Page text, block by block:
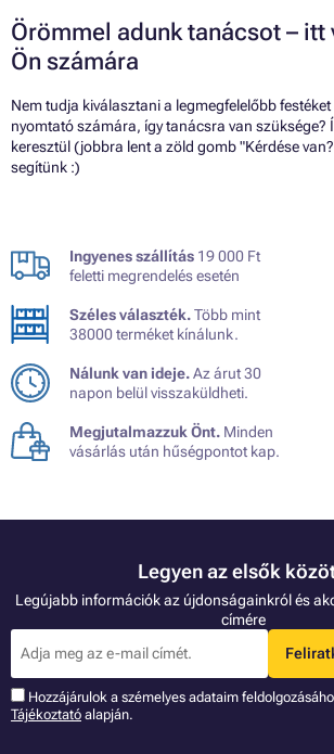
Örömmel adunk tanácsot – itt
Ön számára
Nem tudja kiválasztani a legmegfelelőbb festéket
nyomtató számára, így tanácsra van szüksége?
keresztül (jobbra lent a zöld gomb "Kérdése
segítünk :)
Ingyenes szállítás 19 000 Ft
feletti megrendelés esetén
Széles választék.Több mint
38000 terméket kínálunk.
Nálunk van ideje.Az árut 30
napon belül visszaküldheti.
Megjutalmazzuk Önt. Minden
vásárlás után hűségpontot kap.
Legyen az elsők
Legújabb információk az újdonságainkról és
címére
Hozzájárulok a szémelyes adataim
Tájékoztató alapján.